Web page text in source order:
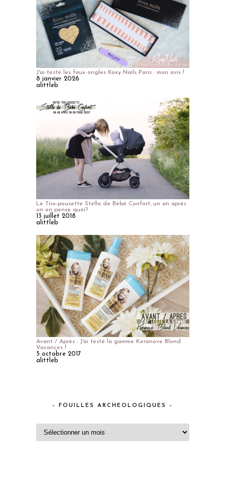
J'ai testé les faux ongles Roxy Nails Paris : mon avis !
8 janvier 2026
alittleb
Le Trio-pousette Stella de Bébé Confort, un an après
on en pense quoi?
13 juillet 2018
alittleb
Avant / Après : J'ai testé la gamme Keranove Blond
Vacances !
5 octobre 2017
alittleb
– FOUILLES ARCHEOLOGIQUES –